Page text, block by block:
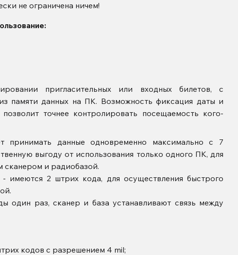
не ограничена ничем!
пригласительных или входных билетов, с
памяти данных на ПК. Возможность фиксация даты и
точнее контролировать посещаемость кого-
принимать данные одновременно максимально с 7
выгоду от использования только одного ПК, для
сканером и радиобазой.
имеются 2 штрих кода, для осуществления быстрого
один раз, сканер и база устанавливают связь между
кодов с разрешением 4 mil;